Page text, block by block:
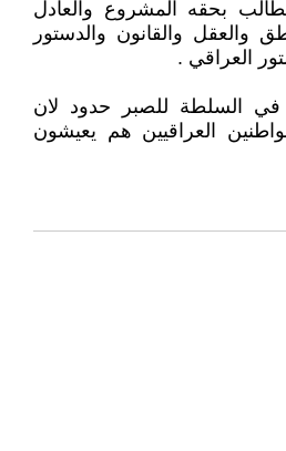
بحقه المشروع والعادل
والعقل والقانون والدستور
العراقي .
في السلطة للصبر حدود لان
العراقيين هم يعيشون